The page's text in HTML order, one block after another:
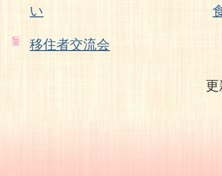
い
移住者交流会